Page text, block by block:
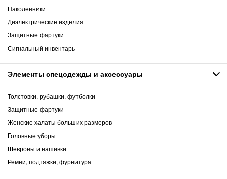
Наколенники
Диэлектрические изделия
Защитные фартуки
Сигнальный инвентарь
Элементы спецодежды и аксессуары
Толстовки, рубашки, футболки
Защитные фартуки
Женские халаты больших размеров
Головные уборы
Шевроны и нашивки
Ремни, подтяжки, фурнитура